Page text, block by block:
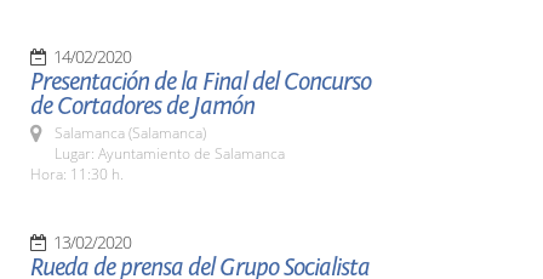
14/02/2020
Presentación de la Final del Concurso
de Cortadores de Jamón
Salamanca (Salamanca)
Lugar: Ayuntamiento de Salamanca
Hora: 11:30 h.
13/02/2020
Rueda de prensa del Grupo Socialista